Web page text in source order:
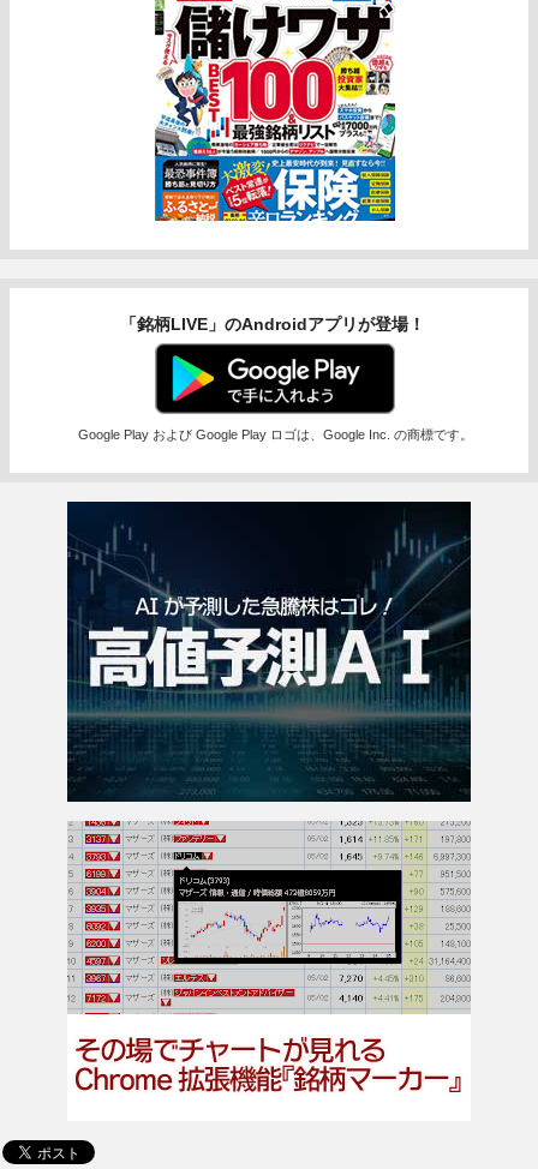
「銘柄LIVE」のAndroidアプリが登場！
Google Play および Google Play ロゴは、Google Inc. の商標です。